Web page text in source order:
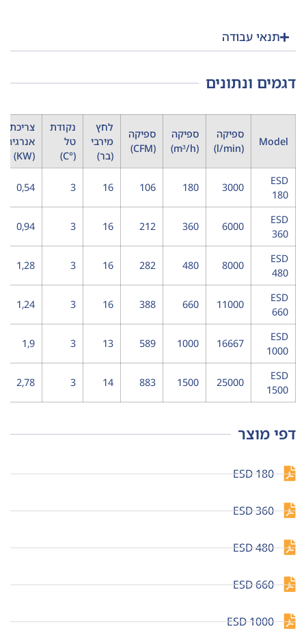
תנאי עבודה
דגמים ונתונים
Model
ספיקה
(l/min)
ספיקה
(m³/h)
ספיקה
(CFM)
לחץ
מירבי
(בר)
נקודת
טל
(°C)
צריכת
אנרגיה
(KW)
ESD
180
3000
180
106
16
3
0,54
ESD
360
6000
360
212
16
3
0,94
ESD
480
8000
480
282
16
3
1,28
ESD
660
11000
660
388
16
3
1,24
ESD
1000
16667
1000
589
13
3
1,9
ESD
1500
25000
1500
883
14
3
2,78
דפי מוצר
ESD 180
ESD 360
ESD 480
ESD 660
ESD 1000